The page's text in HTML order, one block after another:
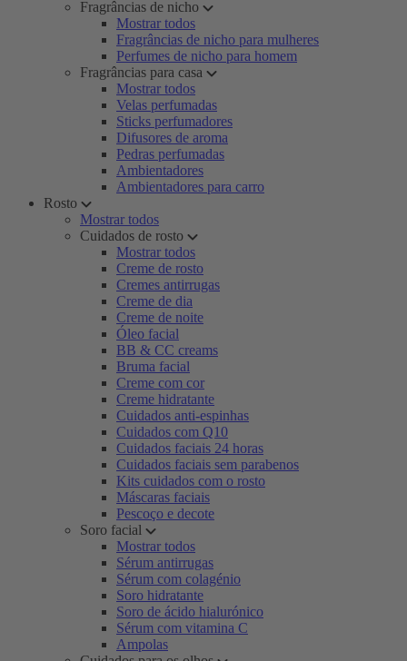
Fragrâncias de nicho
Mostrar todos
Fragrâncias de nicho para mulheres
Perfumes de nicho para homem
Fragrâncias para casa
Mostrar todos
Velas perfumadas
Sticks perfumadores
Difusores de aroma
Pedras perfumadas
Ambientadores
Ambientadores para carro
Rosto
Mostrar todos
Cuidados de rosto
Mostrar todos
Creme de rosto
Cremes antirrugas
Creme de dia
Creme de noite
Óleo facial
BB & CC creams
Bruma facial
Creme com cor
Creme hidratante
Cuidados anti-espinhas
Cuidados com Q10
Cuidados faciais 24 horas
Cuidados faciais sem parabenos
Kits cuidados com o rosto
Máscaras faciais
Pescoço e decote
Soro facial
Mostrar todos
Sérum antirrugas
Sérum com colagénio
Soro hidratante
Soro de ácido hialurónico
Sérum com vitamina C
Ampolas